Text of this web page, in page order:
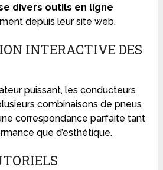
divers outils en ligne
depuis leur site web.
INTERACTIVE DES
puissant, les conducteurs
combinaisons de pneus
correspondance parfaite tant
que d’esthétique.